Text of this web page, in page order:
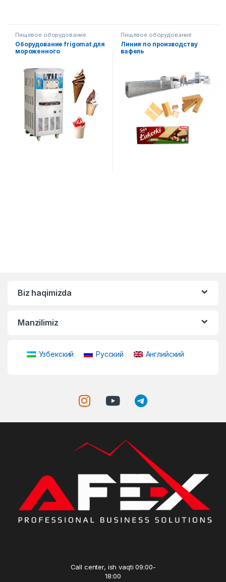
Пищевое оборудование
Оборудование frigomat для
мороженного
Пищевое оборудование
Линия по производству
вафель
Biz haqimizda
Manzilimiz
Узбекский Русский Английский
Call center, ish vaqti 09:00-
18:00